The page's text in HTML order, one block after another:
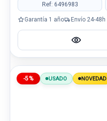
Ref: 6496983
Garantía 1 año Envío 24-48h
-5% USADO NOVEDAD